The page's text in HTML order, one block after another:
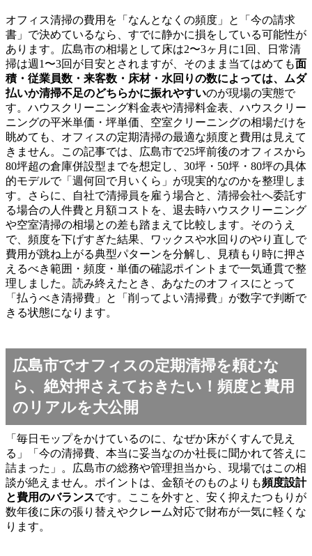
オフィス清掃の費用を「なんとなくの頻度」と「今の請求
書」で決めているなら、すでに静かに損をしている可能性が
あります。広島市の相場として床は2〜3ヶ月に1回、日常清
掃は週1〜3回が目安とされますが、そのまま当てはめても面
積・従業員数・来客数・床材・水回りの数によっては、ムダ
払いか清掃不足のどちらかに振れやすいのが現場の実態で
す。ハウスクリーニング料金表や清掃料金表、ハウスクリー
ニングの平米単価・坪単価、空室クリーニングの相場だけを
眺めても、オフィスの定期清掃の最適な頻度と費用は見えて
きません。この記事では、広島市で25坪前後のオフィスから
80坪超の倉庫併設型までを想定し、30坪・50坪・80坪の具体
的モデルで「週何回で月いくら」が現実的なのかを整理しま
す。さらに、自社で清掃員を雇う場合と、清掃会社へ委託す
る場合の人件費と月額コストを、退去時ハウスクリーニング
や空室清掃の相場との差も踏まえて比較します。そのうえ
で、頻度を下げすぎた結果、ワックスや水回りのやり直しで
費用が跳ね上がる典型パターンを分解し、見積もり時に押さ
えるべき範囲・頻度・単価の確認ポイントまで一気通貫で整
理しました。読み終えたとき、あなたのオフィスにとって
「払うべき清掃費」と「削ってよい清掃費」が数字で判断で
きる状態になります。
広島市でオフィスの定期清掃を頼むな
ら、絶対押さえておきたい！頻度と費用
のリアルを大公開
「毎日モップをかけているのに、なぜか床がくすんで見え
る」「今の清掃費、本当に妥当なのか社長に聞かれて答えに
詰まった」。広島市の総務や管理担当から、現場ではこの相
談が絶えません。ポイントは、金額そのものよりも頻度設計
と費用のバランスです。ここを外すと、安く抑えたつもりが
数年後に床の張り替えやクレーム対応で財布が一気に軽くな
ります。